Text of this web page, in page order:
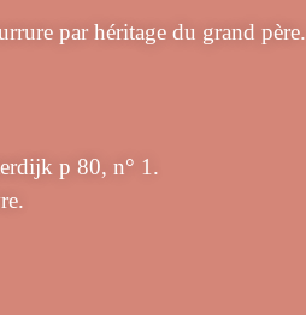
par héritage du grand père.
p 80, n° 1.